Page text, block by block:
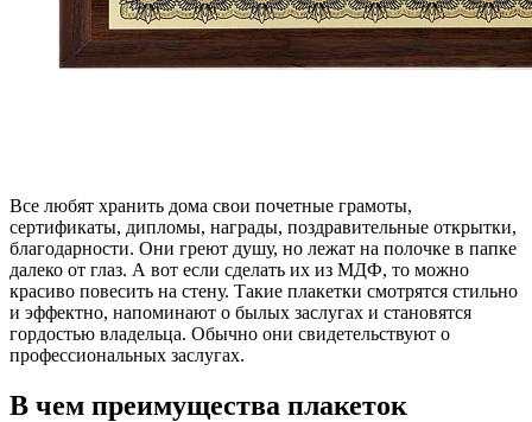
Все любят хранить дома свои почетные грамоты,
сертификаты, дипломы, награды, поздравительные открытки,
благодарности. Они греют душу, но лежат на полочке в папке
далеко от глаз. А вот если сделать их из МДФ, то можно
красиво повесить на стену. Такие плакетки смотрятся стильно
и эффектно, напоминают о былых заслугах и становятся
гордостью владельца. Обычно они свидетельствуют о
профессиональных заслугах.
В чем преимущества плакеток